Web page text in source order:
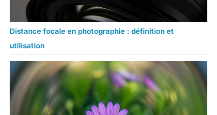
Distance focale en photographie : définition et
utilisation